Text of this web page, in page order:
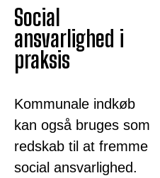
Social
ansvarlighed i
praksis
Kommunale indkøb
kan også bruges som
redskab til at fremme
social ansvarlighed.